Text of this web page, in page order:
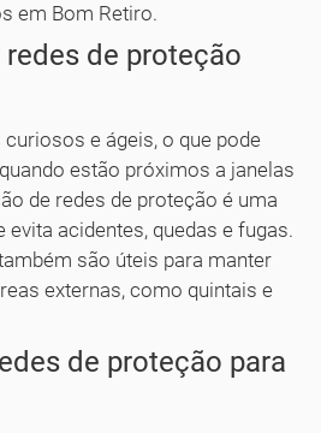
em Bom Retiro.
de proteção
e ágeis, o que pode
estão próximos a janelas
de redes de proteção é uma
evita acidentes, quedas e fugas.
são úteis para manter
externas, como quintais e
de proteção para